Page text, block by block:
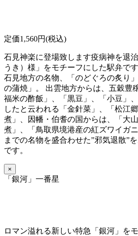
定価1,560円(税込)
石見神楽に登場致します疫病神を退
うき）様」をモチーフにした駅弁で
石見地方の名物、「のどぐろの炙り
の蒲焼」。 出雲地方からは、五穀豊
福米の酢飯」、「黒豆」、「小豆」
したと云われる「金針菜」、「松江
煮」、因幡・伯耆の国からは、「大
煮」、「鳥取県境港産の紅ズワイガ
までの名物を盛合わせた”邪気退散”
です。
×
「銀河」一番星
ロマン溢れる新しい特急「銀河」を